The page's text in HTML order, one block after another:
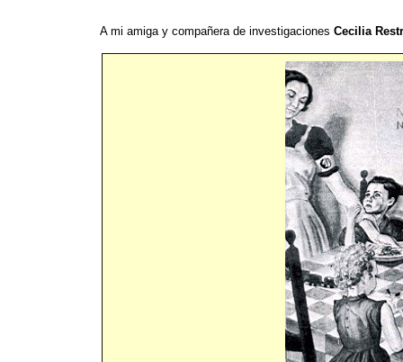
A mi amiga y compañera de investigaciones Cecilia